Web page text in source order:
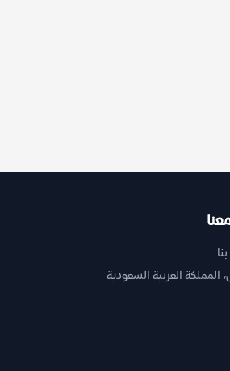
المملكة العربية السعودية